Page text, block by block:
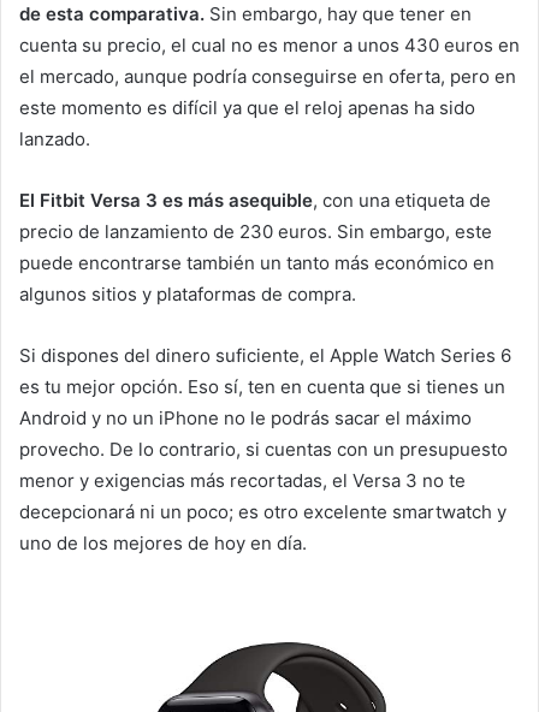
de esta comparativa. Sin embargo, hay que tener en
cuenta su precio, el cual no es menor a unos 430 euros en
el mercado, aunque podría conseguirse en oferta, pero en
este momento es difícil ya que el reloj apenas ha sido
lanzado.
El Fitbit Versa 3 es más asequible, con una etiqueta de
precio de lanzamiento de 230 euros. Sin embargo, este
puede encontrarse también un tanto más económico en
algunos sitios y plataformas de compra.
Si dispones del dinero suficiente, el Apple Watch Series 6
es tu mejor opción. Eso sí, ten en cuenta que si tienes un
Android y no un iPhone no le podrás sacar el máximo
provecho. De lo contrario, si cuentas con un presupuesto
menor y exigencias más recortadas, el Versa 3 no te
decepcionará ni un poco; es otro excelente smartwatch y
uno de los mejores de hoy en día.